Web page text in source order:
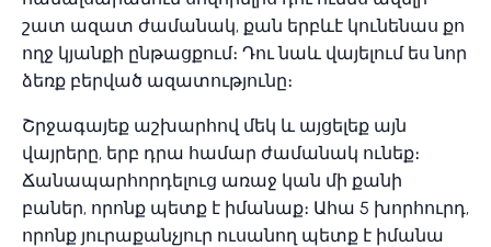
շատ ազատ ժամանակ, քան երբևէ կունենաս քո
ողջ կյանքի ընթացքում։ Դու նաև վայելում ես նոր
ձեռք բերված ազատությունը։
Շրջագայեք աշխարհով մեկ և այցելեք այն
վայրերը, երբ դրա համար ժամանակ ունեք։
Ճանապարհորդելուց առաջ կան մի քանի
բաներ, որոնք պետք է իմանաք։ Ահա 5 խորհուրդ,
որոնք յուրաքանչյուր ուսանող պետք է իմանա